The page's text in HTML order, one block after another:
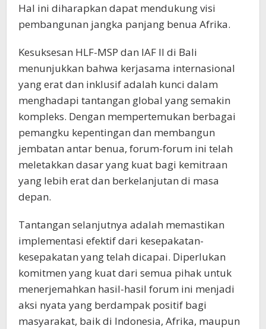
Hal ini diharapkan dapat mendukung visi
pembangunan jangka panjang benua Afrika.
Kesuksesan HLF-MSP dan IAF II di Bali
menunjukkan bahwa kerjasama internasional
yang erat dan inklusif adalah kunci dalam
menghadapi tantangan global yang semakin
kompleks. Dengan mempertemukan berbagai
pemangku kepentingan dan membangun
jembatan antar benua, forum-forum ini telah
meletakkan dasar yang kuat bagi kemitraan
yang lebih erat dan berkelanjutan di masa
depan.
Tantangan selanjutnya adalah memastikan
implementasi efektif dari kesepakatan-
kesepakatan yang telah dicapai. Diperlukan
komitmen yang kuat dari semua pihak untuk
menerjemahkan hasil-hasil forum ini menjadi
aksi nyata yang berdampak positif bagi
masyarakat, baik di Indonesia, Afrika, maupun